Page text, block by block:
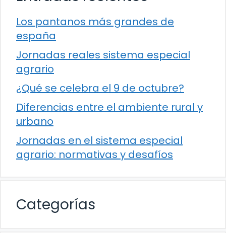
Los pantanos más grandes de
españa
Jornadas reales sistema especial
agrario
¿Qué se celebra el 9 de octubre?
Diferencias entre el ambiente rural y
urbano
Jornadas en el sistema especial
agrario: normativas y desafíos
Categorías